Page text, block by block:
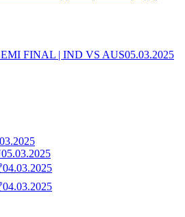
FINAL | IND VS AUS05.03.2025
05.03.2025
04.03.2025
04.03.2025